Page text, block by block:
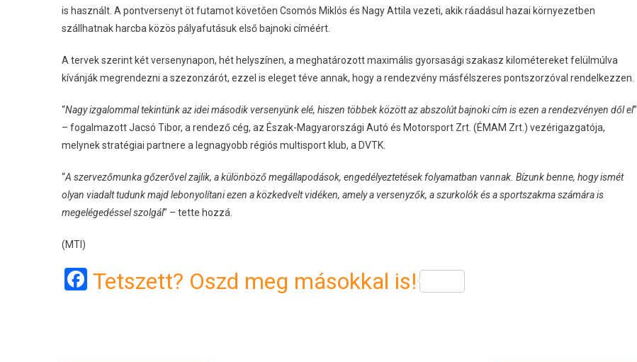
is használt. A pontversenyt öt futamot követően Csomós Miklós és Nagy Attila vezeti, akik ráadásul hazai környezetben
szállhatnak harcba közös pályafutásuk első bajnoki címéért.
A tervek szerint két versenynapon, hét helyszínen, a meghatározott maximális gyorsasági szakasz kilométereket felülmúlva
kívánják megrendezni a szezonzárót, ezzel is eleget téve annak, hogy a rendezvény másfélszeres pontszorzóval rendelkezzen.
“Nagy izgalommal tekintünk az idei második versenyünk elé, hiszen többek között az abszolút bajnoki cím is ezen a rendezvényen dől el”
– fogalmazott Jacsó Tibor, a rendező cég, az Észak-Magyarországi Autó és Motorsport Zrt. (ÉMAM Zrt.) vezérigazgatója,
melynek stratégiai partnere a legnagyobb régiós multisport klub, a DVTK.
“A szervezőmunka gőzerővel zajlik, a különböző megállapodások, engedélyeztetések folyamatban vannak. Bízunk benne, hogy ismét
olyan viadalt tudunk majd lebonyolítani ezen a közkedvelt vidéken, amely a versenyzők, a szurkolók és a sportszakma számára is
megelégedéssel szolgál” – tette hozzá.
(MTI)
Facebook
Tetszett? Oszd meg másokkal is!